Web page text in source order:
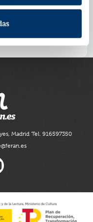
estén vivos, y
que al ser
palabra suene
vez». Ernesto
Madrid Tel. 916597350